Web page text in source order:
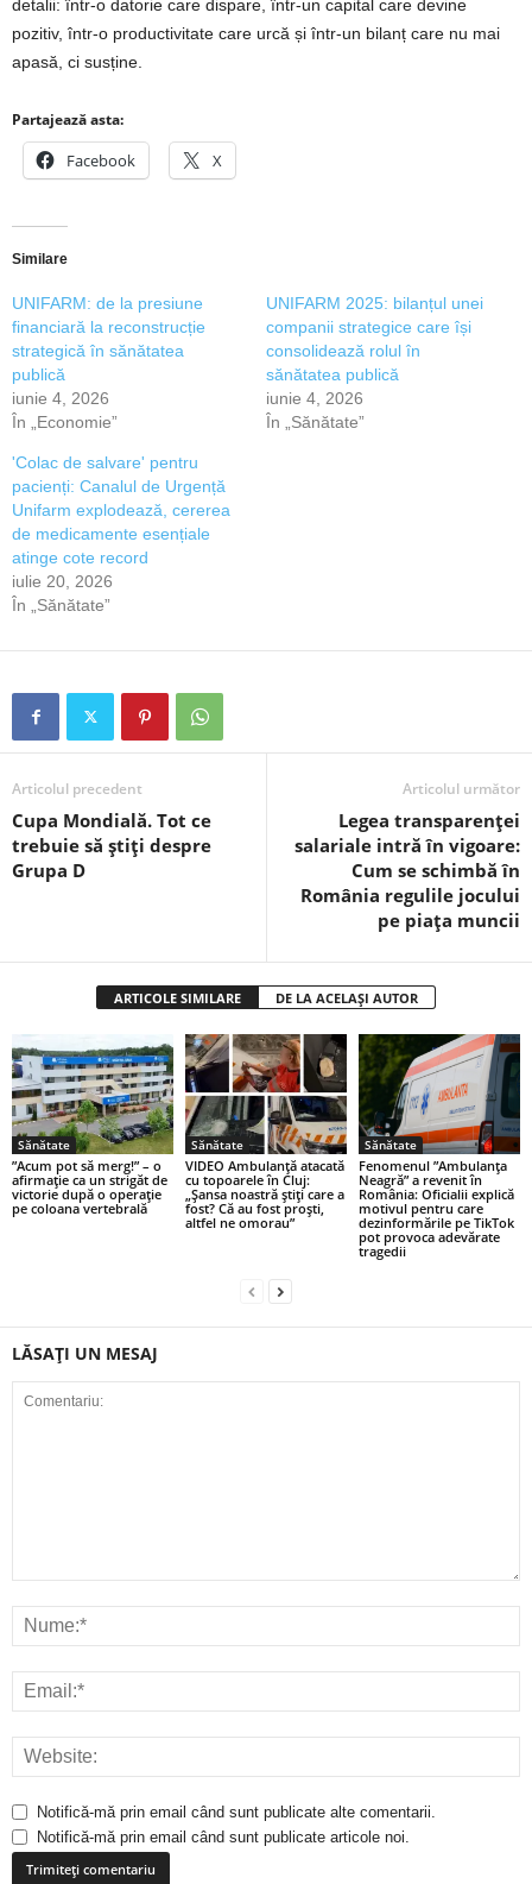
detalii: într-o datorie care dispare, într-un capital care devine
pozitiv, într-o productivitate care urcă și într-un bilanț care nu mai
apasă, ci susține.
Partajează asta:
Facebook X
Similare
UNIFARM: de la presiune
financiară la reconstrucție
strategică în sănătatea
publică
iunie 4, 2026
În „Economie”
UNIFARM 2025: bilanțul unei
companii strategice care își
consolidează rolul în
sănătatea publică
iunie 4, 2026
În „Sănătate”
'Colac de salvare' pentru
pacienți: Canalul de Urgență
Unifarm explodează, cererea
de medicamente esențiale
atinge cote record
iulie 20, 2026
În „Sănătate”
Articolul precedent
Cupa Mondială. Tot ce
trebuie să știți despre
Grupa D
Articolul următor
Legea transparenței
salariale intră în vigoare:
Cum se schimbă în
România regulile jocului
pe piața muncii
ARTICOLE SIMILARE DE LA ACELAȘI AUTOR
Sănătate
”Acum pot să merg!” – o
afirmație ca un strigăt de
victorie după o operație
pe coloana vertebrală
Sănătate
VIDEO Ambulanță atacată
cu topoarele în Cluj:
„Șansa noastră știți care a
fost? Că au fost proști,
altfel ne omorau”
Sănătate
Fenomenul ”Ambulanța
Neagră” a revenit în
România: Oficialii explică
motivul pentru care
dezinformările pe TikTok
pot provoca adevărate
tragedii
LĂSAȚI UN MESAJ
Notifică-mă prin email când sunt publicate alte comentarii.
Notifică-mă prin email când sunt publicate articole noi.